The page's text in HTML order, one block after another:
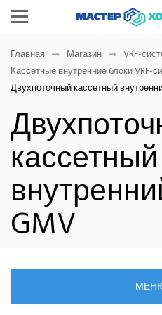
Главная Магазин VRF-
Кассетные внутренние блоки VRF-
Двухпоточный кассетный
кассетный
GMV